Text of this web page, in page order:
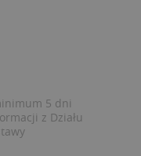
5 dni
z Działu